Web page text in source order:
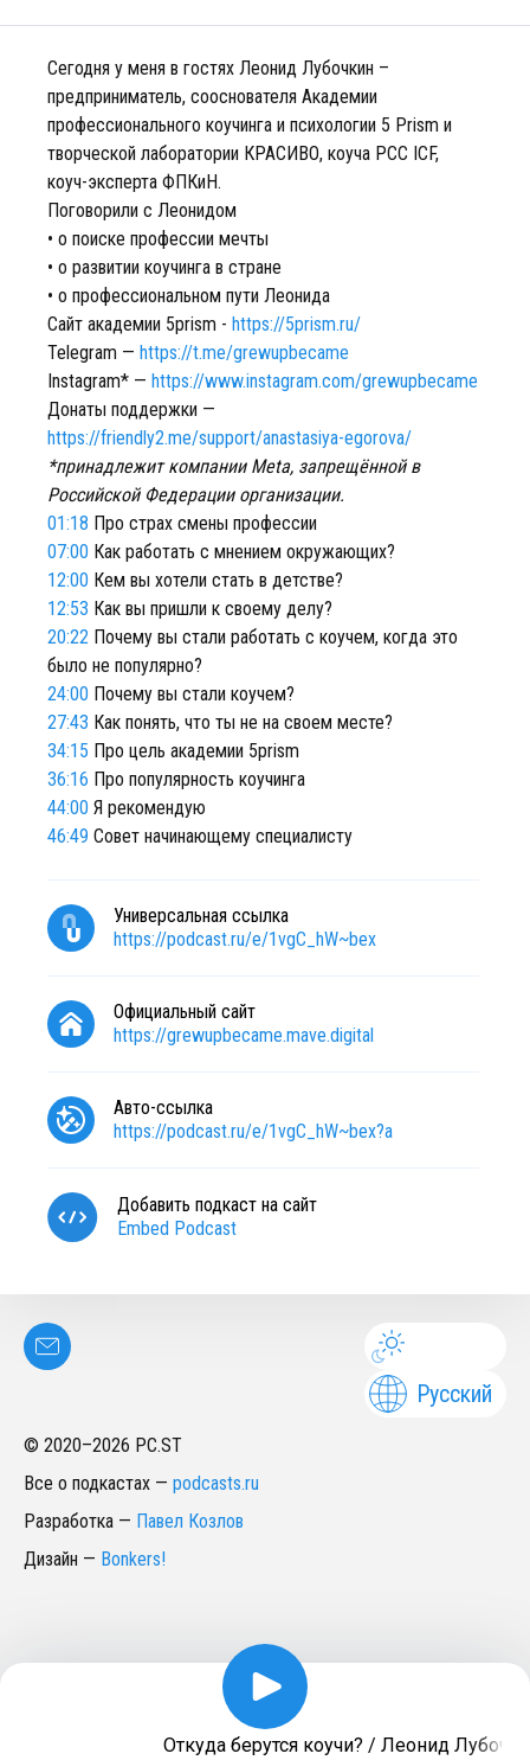
Сегодня у меня в гостях Леонид Лубочкин –
предприниматель, сооснователя Академии
профессионального коучинга и психологии 5 Prism и
творческой лаборатории КРАСИВО, коуча PCC ICF,
коуч-эксперта ФПКиН.
Поговорили с Леонидом
• о поиске профессии мечты
• о развитии коучинга в стране
• о профессиональном пути Леонида
Сайт академии 5prism - https://5prism.ru/
Telegram — https://t.me/grewupbecame
Instagram* — https://www.instagram.com/grewupbecame
Донаты поддержки —
https://friendly2.me/support/anastasiya-egorova/
*принадлежит компании Meta, запрещённой в
Российской Федерации организации.
01:18 Про страх смены профессии
07:00 Как работать с мнением окружающих?
12:00 Кем вы хотели стать в детстве?
12:53 Как вы пришли к своему делу?
20:22 Почему вы стали работать с коучем, когда это
было не популярно?
24:00 Почему вы стали коучем?
27:43 Как понять, что ты не на своем месте?
34:15 Про цель академии 5prism
36:16 Про популярность коучинга
44:00 Я рекомендую
46:49 Совет начинающему специалисту
Универсальная ссылка
https://podcast.ru/e/1vgC_hW~bex
Официальный сайт
https://grewupbecame.mave.digital
Авто-ссылка
https://podcast.ru/e/1vgC_hW~bex?a
Добавить подкаст на сайт
Embed Podcast
Русский
© 2020–2026 PC.ST
Все о подкастах — podcasts.ru
Разработка — Павел Козлов
Дизайн — Bonkers!
Откуда берутся коучи? / Леонид